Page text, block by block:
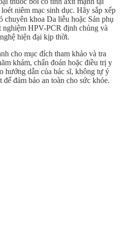
niêm mạc sinh dục. Hãy sắp xếp
chuyên khoa Da liễu hoặc Sản phụ
HPV-PCR định chủng và
hiện đại kịp thời.
cho mục đích tham khảo và tra
khám, chẩn đoán hoặc điều trị y
hướng dẫn của bác sĩ, không tự ý
đảm bảo an toàn cho sức khỏe.